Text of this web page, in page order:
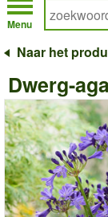
Menu
Naar het
Dwerg-